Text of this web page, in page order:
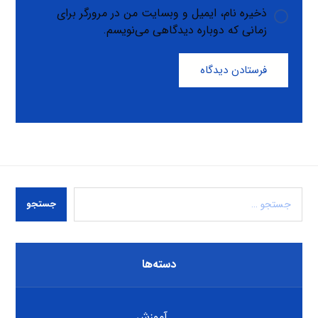
ذخیره نام، ایمیل و وبسایت من در مرورگر برای
زمانی که دوباره دیدگاهی می‌نویسم.
فرستادن دیدگاه
جستجو
دسته‌ها